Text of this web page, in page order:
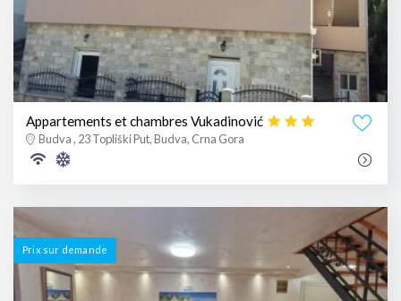
Appartements et chambres Vukadinović
Budva , 23 Topliški Put, Budva, Crna Gora
Prix ​​sur demande